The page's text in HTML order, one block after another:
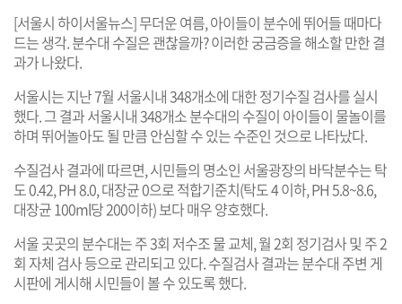
[서울시 하이서울뉴스] 무더운 여름, 아이들이 분수에 뛰어들 때마다
드는 생각. 분수대 수질은 괜찮을까? 이러한 궁금증을 해소할 만한 결
과가 나왔다.
서울시는 지난 7월 서울시내 348개소에 대한 정기수질 검사를 실시
했다. 그 결과 서울시내 348개소 분수대의 수질이 아이들이 물놀이를
하며 뛰어놀아도 될 만큼 안심할 수 있는 수준인 것으로 나타났다.
수질검사 결과에 따르면, 시민들의 명소인 서울광장의 바닥분수는 탁
도 0.42, PH 8.0, 대장균 0으로 적합기준치(탁도 4 이하, PH 5.8~8.6,
대장균 100ml당 200이하) 보다 매우 양호했다.
서울 곳곳의 분수대는 주 3회 저수조 물 교체, 월 2회 정기검사 및 주 2
회 자체 검사 등으로 관리되고 있다. 수질검사 결과는 분수대 주변 게
시판에 게시해 시민들이 볼 수 있도록 했다.